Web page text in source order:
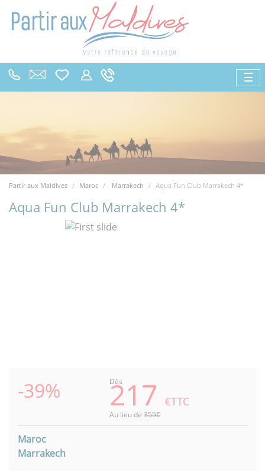
☰
Partir aux Maldives Maroc Marrakech Aqua Fun Club Marrakech 4*
Aqua Fun Club Marrakech 4*
-39% Dès
217€TTC
Au lieu de355€
Maroc
Marrakech